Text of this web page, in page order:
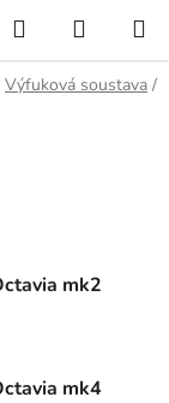
Hledat
KOŠÍK
Výfuková soustava /
mk2
mk4